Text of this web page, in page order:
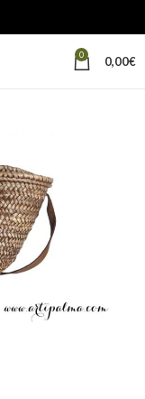
0 0,00€